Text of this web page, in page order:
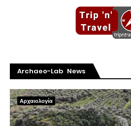
Archaeo-Lab News
Αρχαιολογία